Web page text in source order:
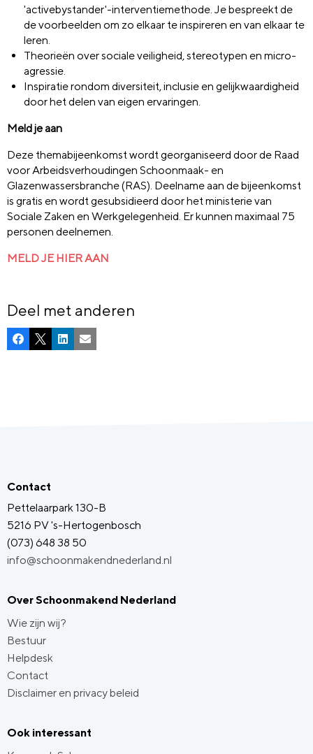
'activebystander'-interventiemethode. Je bespreekt de
devoorbeelden om zo elkaar te inspireren en van elkaar te
leren.
Theorieën over sociale veiligheid, stereotypen en micro-
agressie.
Inspiratierondom diversiteit, inclusie en gelijkwaardigheid
door het delen van eigen ervaringen.
Meld je aan
Deze themabijeenkomst wordt georganiseerd door de Raad
voor Arbeidsverhoudingen Schoonmaak- en
Glazenwassersbranche (RAS). Deelname aan de bijeenkomst
is gratis en wordt gesubsidieerd door het ministerie van
Sociale Zaken en Werkgelegenheid. Er kunnen maximaal 75
personen deelnemen.
MELD JE HIER AAN
Deel met anderen
Facebook
X LinkedInE-mail
Contact
Pettelaarpark 130-B
5216 PV 's-Hertogenbosch
(073) 648 38 50
info@schoonmakendnederland.nl
Over Schoonmakend Nederland
Wie zijn wij?
Bestuur
Helpdesk
Contact
Disclaimer en privacy beleid
Ook interessant